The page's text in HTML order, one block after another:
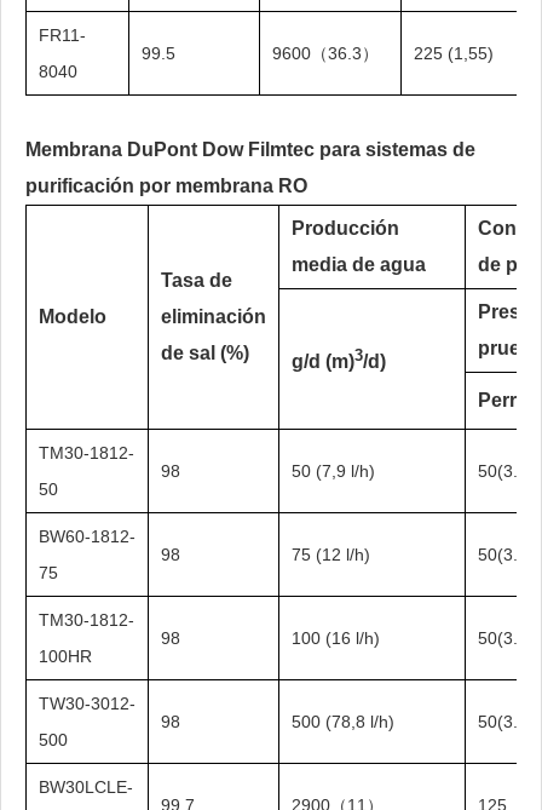
FR11-
8040
99.5 9600（36.3） 225 (1,55)
Membrana DuPont Dow Filmtec para sistemas de
purificación por membrana RO
Modelo
Tasa de
eliminación
de sal (%)
Producción
media de agua
de
g/d (m)3/d)
prueba
TM30-1812-
50
98 50 (7,9 l/h) 50(3.4)
BW60-1812-
75
98 75 (12 l/h) 50(3.4)
TM30-1812-
100HR
98 100 (16 l/h) 50(3.4)
TW30-3012-
500
98 500 (78,8 l/h) 50(3.4)
BW30LCLE-
99.7
2900（11） 125（